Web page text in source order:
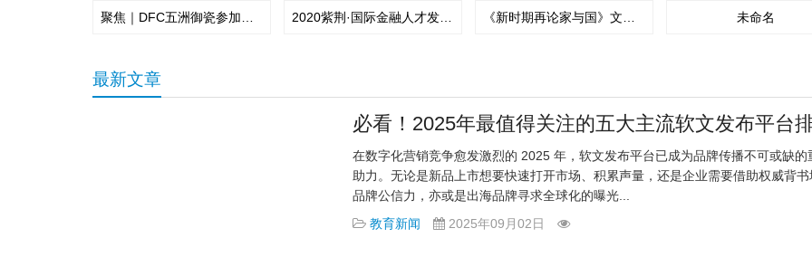
未命名
最新文章
必看！2025年最值得关注的五大主流软文发布平台
在数字化营销竞争愈发激烈的 2025 年，软文发布平台已成为品牌传播不可或缺的
助力。无论是新品上市想要快速打开市场、积累声量，还是企业需要借助权威背书
品牌公信力，亦或是出海品牌寻求全球化的曝光...
教育新闻
2025年09月02日